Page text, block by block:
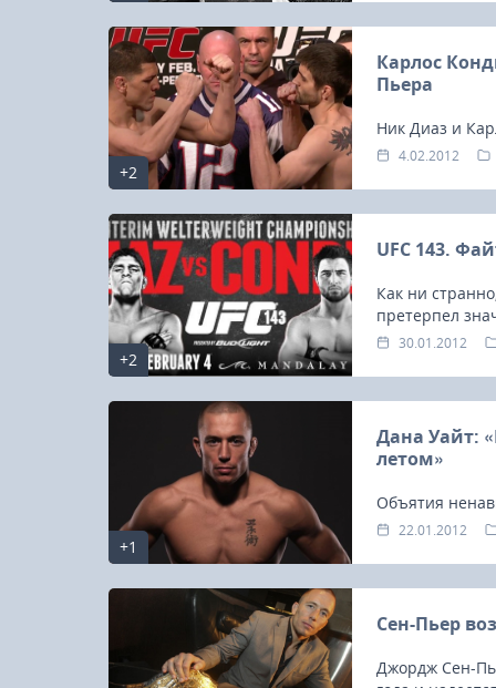
+2
Карлос
Пьера
Ник Диаз и
143 сегодня
4.02.2012
+2
UFC 143.
Как ни
претерпел
30.01.2012
+1
Дана Уайт:
летом»
Объятия
22.01.2012
Сен-Пьер
Джордж Сен-